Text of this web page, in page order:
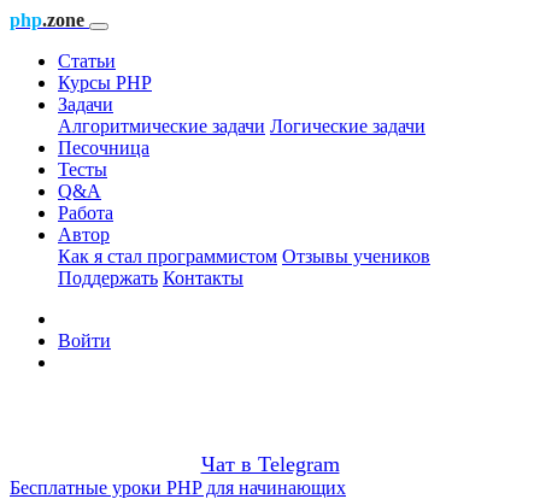
php.zone
Статьи
Курсы PHP
Задачи
Алгоритмические задачи Логические задачи
Песочница
Тесты
Q&A
Работа
Автор
Как я стал программистом Отзывы учеников
Поддержать Контакты
Войти
Чат в Telegram
Бесплатные уроки PHP для начинающих